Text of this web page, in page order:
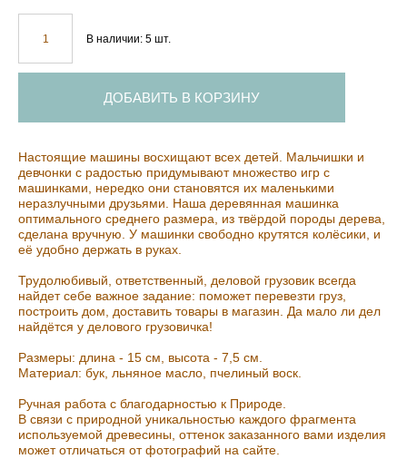
В наличии: 5 шт.
ДОБАВИТЬ В КОРЗИНУ
Настоящие машины восхищают всех детей. Мальчишки и
девчонки с радостью придумывают множество игр с
машинками, нередко они становятся их маленькими
неразлучными друзьями. Наша деревянная машинка
оптимального среднего размера, из твёрдой породы дерева,
сделана вручную. У машинки свободно крутятся колёсики, и
её удобно держать в руках.
Трудолюбивый, ответственный, деловой грузовик всегда
найдет себе важное задание: поможет перевезти груз,
построить дом, доставить товары в магазин. Да мало ли дел
найдётся у делового грузовичка!
Размеры: длина - 15 см, высота - 7,5 см.
Материал: бук, льняное масло, пчелиный воск.
Ручная работа с благодарностью к Природе.
В связи с природной уникальностью каждого фрагмента
используемой древесины, оттенок заказанного вами изделия
может отличаться от фотографий на сайте.